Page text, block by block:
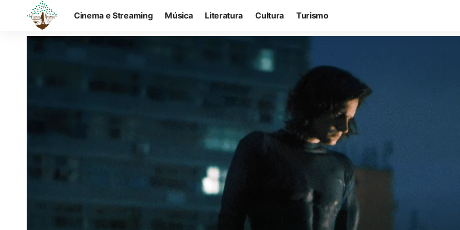
Cinema e Streaming Música Literatura Cultura Turismo